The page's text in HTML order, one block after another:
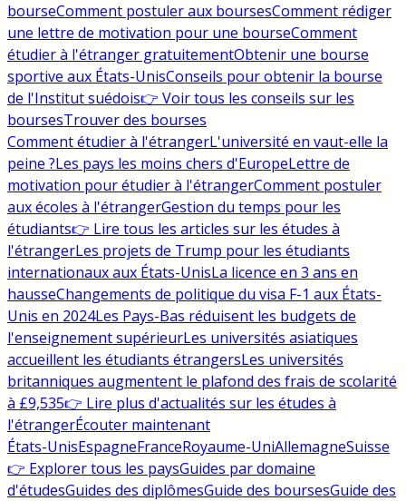
bourseComment postuler aux boursesComment rédiger
une lettre de motivation pour une bourseComment
étudier à l'étranger gratuitementObtenir une bourse
sportive aux États-UnisConseils pour obtenir la bourse
de l'Institut suédois👉 Voir tous les conseils sur les
boursesTrouver des bourses
Comment étudier à l'étrangerL'université en vaut-elle la
peine ?Les pays les moins chers d'EuropeLettre de
motivation pour étudier à l'étrangerComment postuler
aux écoles à l'étrangerGestion du temps pour les
étudiants👉 Lire tous les articles sur les études à
l'étrangerLes projets de Trump pour les étudiants
internationaux aux États-UnisLa licence en 3 ans en
hausseChangements de politique du visa F-1 aux États-
Unis en 2024Les Pays-Bas réduisent les budgets de
l'enseignement supérieurLes universités asiatiques
accueillent les étudiants étrangersLes universités
britanniques augmentent le plafond des frais de scolarité
à £9,535👉 Lire plus d'actualités sur les études à
l'étrangerÉcouter maintenant
États-UnisEspagneFranceRoyaume-UniAllemagneSuisse
👉 Explorer tous les paysGuides par domaine
d'étudesGuides des diplômesGuide des boursesGuide des